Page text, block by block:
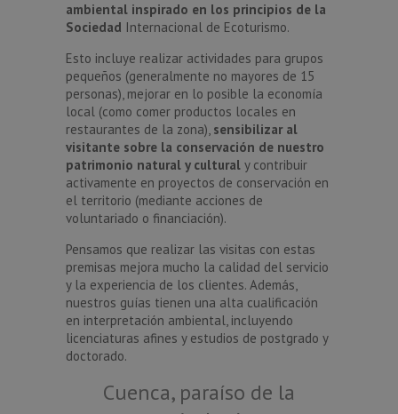
ambiental inspirado en los principios de la
Sociedad Internacional de Ecoturismo.
Esto incluye realizar actividades para grupos
pequeños (generalmente no mayores de 15
personas), mejorar en lo posible la economía
local (como comer productos locales en
restaurantes de la zona), sensibilizar al
visitante sobre la conservación de nuestro
patrimonio natural y cultural y contribuir
activamente en proyectos de conservación en
el territorio (mediante acciones de
voluntariado o financiación).
Pensamos que realizar las visitas con estas
premisas mejora mucho la calidad del servicio
y la experiencia de los clientes. Además,
nuestros guías tienen una alta cualificación
en interpretación ambiental, incluyendo
licenciaturas afines y estudios de postgrado y
doctorado.
Cuenca, paraíso de la